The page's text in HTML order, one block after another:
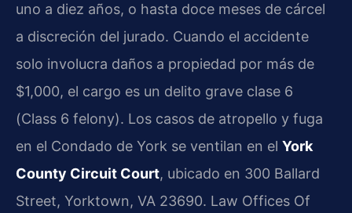
uno a diez años, o hasta doce meses de cárcel
a discreción del jurado. Cuando el accidente
solo involucra daños a propiedad por más de
$1,000, el cargo es un delito grave clase 6
(Class 6 felony). Los casos de atropello y fuga
en el Condado de York se ventilan en el York
County Circuit Court, ubicado en 300 Ballard
Street, Yorktown, VA 23690. Law Offices Of